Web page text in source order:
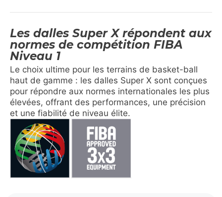
Les dalles Super X répondent aux
normes de compétition FIBA
Niveau 1
Le choix ultime pour les terrains de basket-ball
haut de gamme : les dalles Super X sont conçues
pour répondre aux normes internationales les plus
élevées, offrant des performances, une précision
et une fiabilité de niveau élite.